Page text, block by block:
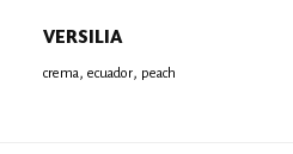
VERSILIA
crema, ecuador, peach